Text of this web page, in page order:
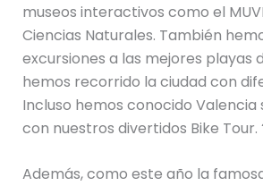
museos interactivos como el
Ciencias Naturales. También
excursiones a las mejores playas
hemos recorrido la ciudad con
Incluso hemos conocido Valencia
con nuestros divertidos Bike Tour.
Además, como este año la